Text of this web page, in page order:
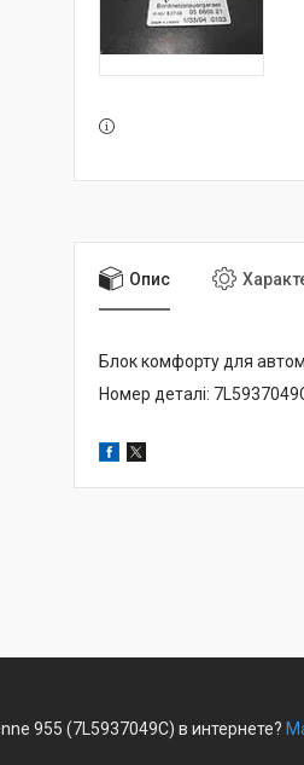
Опис
Блок комфорту для
Номер деталі:
955 (7L5937049C) в интернете?